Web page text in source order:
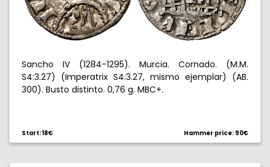
Sancho IV (1284-1295). Murcia. Cornado. (M.M.
S4:3.27) (Imperatrix S4:3.27, mismo ejemplar) (AB.
300). Busto distinto. 0,76 g. MBC+.
Start: 18€ Hammer price: 90€